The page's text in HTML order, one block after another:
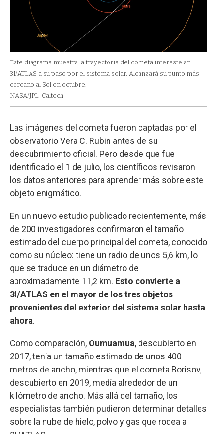
Este diagrama muestra la trayectoria del cometa interestelar
3I/ATLAS a su paso por el sistema solar. Alcanzará su punto más
cercano al Sol en octubre.
NASA/JPL-Caltech
Las imágenes del cometa fueron captadas por el
observatorio Vera C. Rubin antes de su
descubrimiento oficial. Pero desde que fue
identificado el 1 de julio, los científicos revisaron
los datos anteriores para aprender más sobre este
objeto enigmático.
En un nuevo estudio publicado recientemente, más
de 200 investigadores confirmaron el tamaño
estimado del cuerpo principal del cometa, conocido
como su núcleo: tiene un radio de unos 5,6 km, lo
que se traduce en un diámetro de
aproximadamente 11,2 km. Esto convierte a
3I/ATLAS en el mayor de los tres objetos
provenientes del exterior del sistema solar hasta
ahora.
Como comparación, Oumuamua, descubierto en
2017, tenía un tamaño estimado de unos 400
metros de ancho, mientras que el cometa Borisov,
descubierto en 2019, medía alrededor de un
kilómetro de ancho. Más allá del tamaño, los
especialistas también pudieron determinar detalles
sobre la nube de hielo, polvo y gas que rodea a